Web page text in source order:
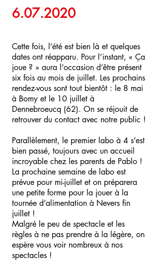
6.07.2020
Cette fois, l’été est bien là et quelques
dates ont réapparu. Pour l’instant, « Ça
joue ? » aura l’occasion d’être présent
six fois au mois de juillet. Les prochains
rendez-vous sont tout bientôt : le 8 mai
à Bomy et le 10 juillet à
Dennebroeucq (62). On se réjouit de
retrouver du contact avec notre public !
Parallèlement, le premier labo à 4 s’est
bien passé, toujours avec un accueil
incroyable chez les parents de Pablo !
La prochaine semaine de labo est
prévue pour mi-juillet et on préparera
une petite forme pour la jouer à la
tournée d’alimentation à Nevers fin
juillet !
Malgré le peu de spectacle et les
règles à ne pas prendre à la légère, on
espère vous voir nombreux à nos
spectacles !